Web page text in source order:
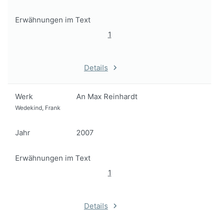
Erwähnungen im Text
1
Details
Werk An Max Reinhardt
Wedekind, Frank
Jahr 2007
Erwähnungen im Text
1
Details